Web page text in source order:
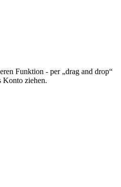
Funktion - per „drag and drop“
Konto ziehen.